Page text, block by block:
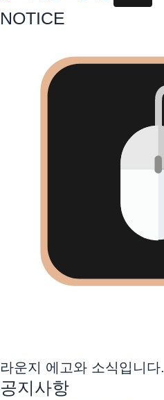
NOTICE
라운지 에고와 소식입니다.
공지사항